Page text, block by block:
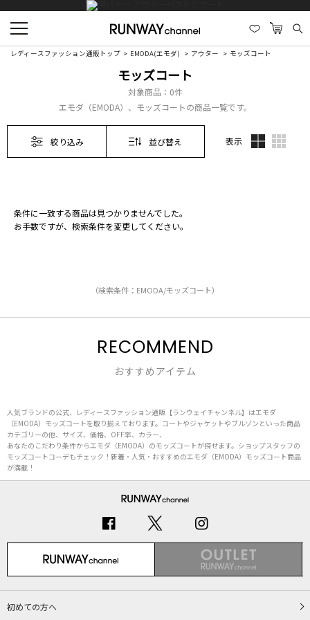
レディースファッション通販トップ EMODA(エモダ) アウター モッズコート
モッズコート
対象商品： 0件
エモダ（EMODA）、モッズコートの商品一覧です。
絞り込み 並び替え 表示
条件に一致する商品は見つかりませんでした。
お手数ですが、検索条件を変更してください。
（検索条件：EMODA/モッズコート）
RECOMMEND
おすすめアイテム
人気ブランドの公式、レディースファッション通販【ランウェイチャンネル】はエモダ
（EMODA）モッズコートを取り揃えております。コートやジャケットやブルゾンといった商品
カテゴリーの他、サイズ、価格、OFF率、カラー、
あなたのこだわり条件からエモダ（EMODA）のモッズコートが探せます。ショップスタッフの
モッズコートコーデもチェック！新着・人気・おすすめのエモダ（EMODA）モッズコート商品
が満載！
初めての方へ